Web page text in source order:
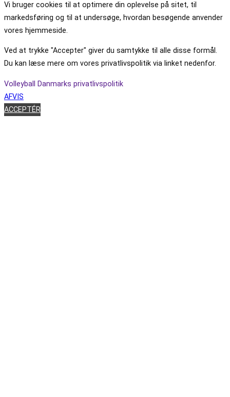
Vi bruger cookies til at optimere din oplevelse på sitet, til
markedsføring og til at undersøge, hvordan besøgende anvender
vores hjemmeside.
Ved at trykke "Accepter" giver du samtykke til alle disse formål.
Du kan læse mere om vores privatlivspolitik via linket nedenfor.
Volleyball Danmarks privatlivspolitik
AFVIS
ACCEPTÉR